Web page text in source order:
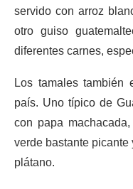
servido con arroz
otro guiso
diferentes carnes,
Los tamales también
país. Uno típico de
con papa
verde bastante
plátano.